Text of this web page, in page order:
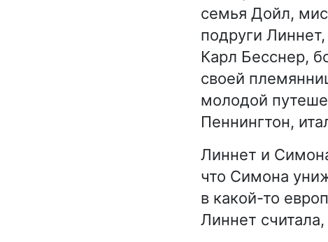
семья Дойл,
подруги
Карл Бесснер,
своей
молодой
Пеннингтон,
Линнет и
что Симона
в какой-то
Линнет